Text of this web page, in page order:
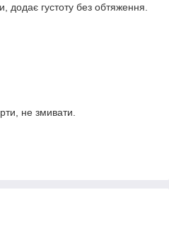
додає густоту без обтяження.
не змивати.